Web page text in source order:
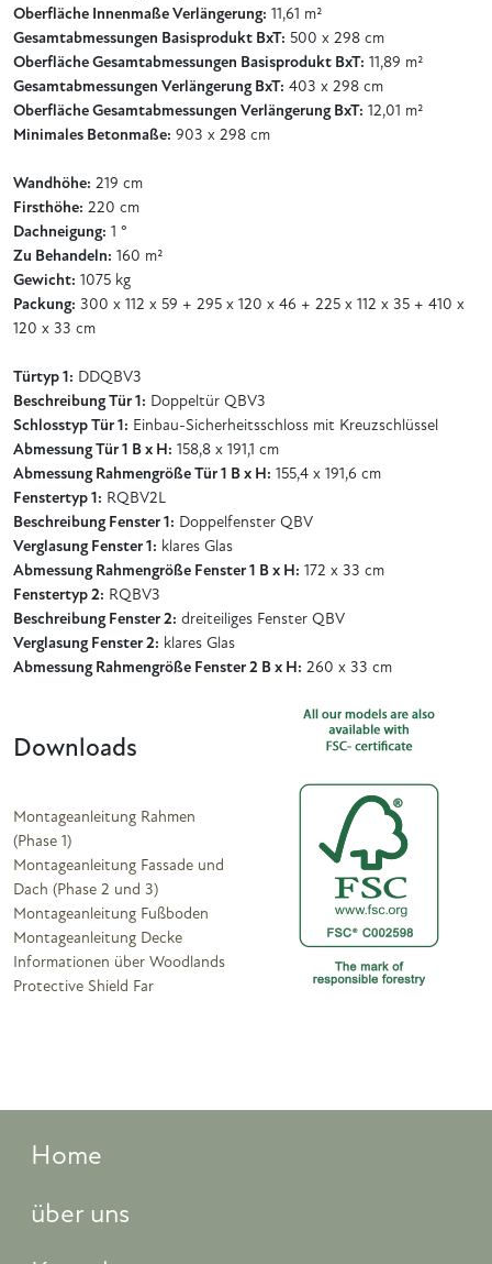
Oberfläche Innenmaße Verlängerung: 11,61 m²
Gesamtabmessungen Basisprodukt BxT: 500 x 298 cm
Oberfläche Gesamtabmessungen Basisprodukt BxT: 11,89 m²
Gesamtabmessungen Verlängerung BxT: 403 x 298 cm
Oberfläche Gesamtabmessungen Verlängerung BxT: 12,01 m²
Minimales Betonmaße: 903 x 298 cm
Wandhöhe: 219 cm
Firsthöhe: 220 cm
Dachneigung: 1 °
Zu Behandeln: 160 m²
Gewicht: 1075 kg
Packung: 300 x 112 x 59 + 295 x 120 x 46 + 225 x 112 x 35 + 410 x
120 x 33 cm
Türtyp 1: DDQBV3
Beschreibung Tür 1: Doppeltür QBV3
Schlosstyp Tür 1: Einbau-Sicherheitsschloss mit Kreuzschlüssel
Abmessung Tür 1 B x H: 158,8 x 191,1 cm
Abmessung Rahmengröße Tür 1 B x H: 155,4 x 191,6 cm
Fenstertyp 1: RQBV2L
Beschreibung Fenster 1: Doppelfenster QBV
Verglasung Fenster 1: klares Glas
Abmessung Rahmengröße Fenster 1 B x H: 172 x 33 cm
Fenstertyp 2: RQBV3
Beschreibung Fenster 2: dreiteiliges Fenster QBV
Verglasung Fenster 2: klares Glas
Abmessung Rahmengröße Fenster 2 B x H: 260 x 33 cm
Downloads
Montageanleitung Rahmen
(Phase 1)
Montageanleitung Fassade und
Dach (Phase 2 und 3)
Montageanleitung Fußboden
Montageanleitung Decke
Informationen über Woodlands
Protective Shield Far
Home
über uns